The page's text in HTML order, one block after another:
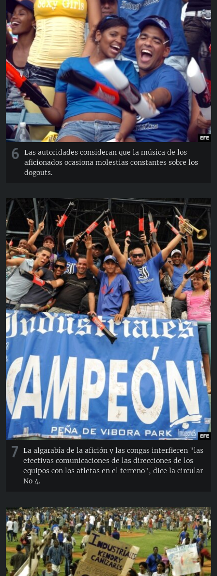
6
Las autoridades consideran que la música de los
aficionados ocasiona molestias constantes sobre los
dogouts.
7
La algarabía de la afición y las congas interfieren "las
efectivas comunicaciones de las direcciones de los
equipos con los atletas en el terreno", dice la circular
No 4.